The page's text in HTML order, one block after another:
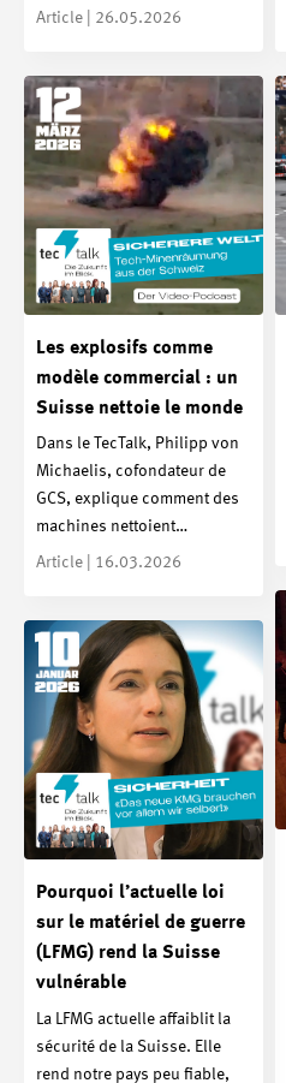
Article | 26.05.2026
Les explosifs comme
modèle commercial : un
Suisse nettoie le monde
Dans le TecTalk, Philipp von
Michaelis, cofondateur de
GCS, explique comment des
machines nettoient…
Article | 16.03.2026
Pourquoi l’actuelle loi
sur le matériel de guerre
(LFMG) rend la Suisse
vulnérable
La LFMG actuelle affaiblit la
sécurité de la Suisse. Elle
rend notre pays peu fiable,